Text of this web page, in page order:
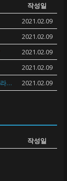
작성일
2021.02.09
2021.02.09
2021.02.09
2021.02.09
명절만든 씹새끼 죽여버리고싶다 진짜 묘지위에 올라가서 탭댄스 추면서 오줌싸고싶다
2021.02.09
작성일